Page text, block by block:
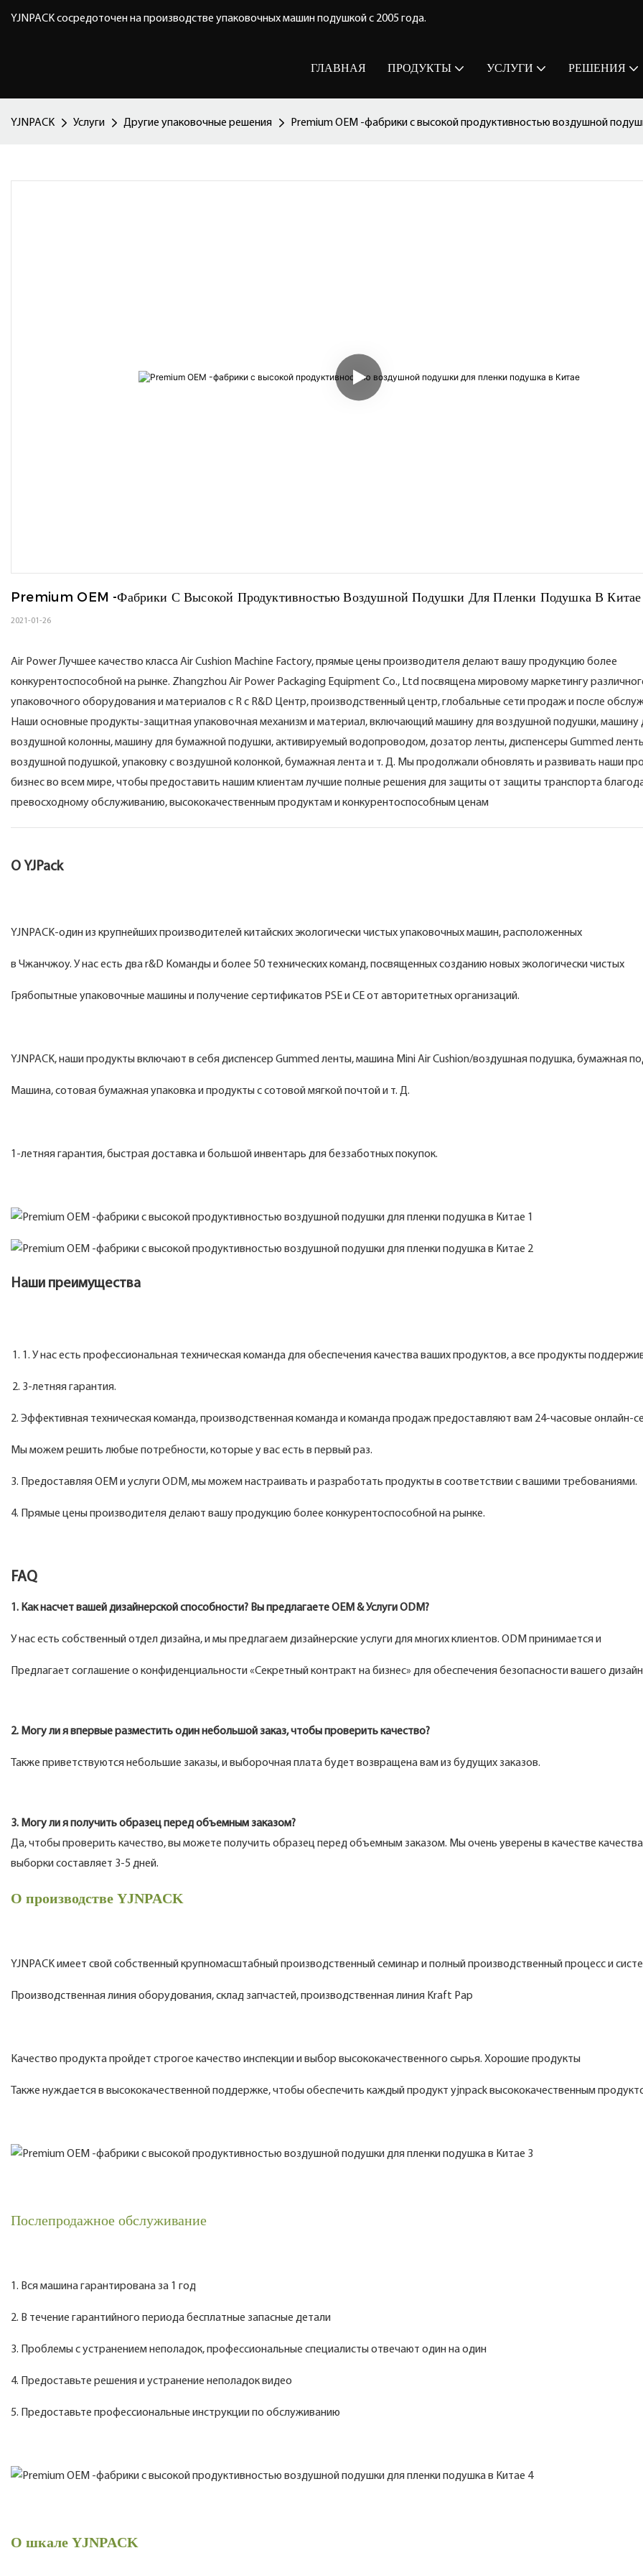
YJNPACK сосредоточен на производстве упаковочных машин подушкой с 2005 года.
ГЛАВНАЯ ПРОДУКТЫ УСЛУГИ РЕШЕНИЯ
YJNPACK Услуги Другие упаковочные решения Premium OEM -фабрики с высокой продуктивностью воздушной
Premium OEM -фабрики С Высокой Продуктивностью Воздушной Подушки Для Пленки Подушка В Китае
2021-01-26
Air Power Лучшее качество класса Air Cushion Machine Factory, прямые цены производителя делают вашу продукцию более
конкурентоспособной на рынке. Zhangzhou Air Power Packaging Equipment Co., Ltd посвящена мировому маркетингу
упаковочного оборудования и материалов с R с R&D Центр, производственный центр, глобальные сети продаж и после
Наши основные продукты-защитная упаковочная механизм и материал, включающий машину для воздушной подушки, машину
воздушной колонны, машину для бумажной подушки, активируемый водопроводом, дозатор ленты, диспенсеры Gummed
воздушной подушкой, упаковку с воздушной колонкой, бумажная лента и т. Д. Мы продолжали обновлять и развивать наши
бизнес во всем мире, чтобы предоставить нашим клиентам лучшие полные решения для защиты от защиты транспорта
превосходному обслуживанию, высококачественным продуктам и конкурентоспособным ценам
О YJPack
YJNPACK-один из крупнейших производителей китайских экологически чистых упаковочных машин, расположенных
в Чжанчжоу. У нас есть два r&D Команды и более 50 технических команд, посвященных созданию новых экологически чистых
Грябопытные упаковочные машины и получение сертификатов PSE и CE от авторитетных организаций.
YJNPACK, наши продукты включают в себя диспенсер Gummed ленты, машина Mini Air Cushion/воздушная подушка, бумажная
Машина, сотовая бумажная упаковка и продукты с сотовой мягкой почтой и т. Д.
1-летняя гарантия, быстрая доставка и большой инвентарь для беззаботных покупок.
Наши преимущества
1. У нас есть профессиональная техническая команда для обеспечения качества ваших продуктов, а все продукты
3-летняя гарантия.
2. Эффективная техническая команда, производственная команда и команда продаж предоставляют вам 24-часовые онлайн-
Мы можем решить любые потребности, которые у вас есть в первый раз.
3. Предоставляя OEM и услуги ODM, мы можем настраивать и разработать продукты в соответствии с вашими требованиями.
4. Прямые цены производителя делают вашу продукцию более конкурентоспособной на рынке.
FAQ
1. Как насчет вашей дизайнерской способности? Вы предлагаете OEM & Услуги ODM?
У нас есть собственный отдел дизайна, и мы предлагаем дизайнерские услуги для многих клиентов. ODM принимается и
Предлагает соглашение о конфиденциальности «Секретный контракт на бизнес» для обеспечения безопасности вашего
2. Могу ли я впервые разместить один небольшой заказ, чтобы проверить качество?
Также приветствуются небольшие заказы, и выборочная плата будет возвращена вам из будущих заказов.
3. Могу ли я получить образец перед объемным заказом?
Да, чтобы проверить качество, вы можете получить образец перед объемным заказом. Мы очень уверены в качестве
выборки составляет 3-5 дней.
О производстве YJNPACK
YJNPACK имеет свой собственный крупномасштабный производственный семинар и полный производственный процесс и
Производственная линия оборудования, склад запчастей, производственная линия Kraft Pap
Качество продукта пройдет строгое качество инспекции и выбор высококачественного сырья. Хорошие продукты
Также нуждается в высококачественной поддержке, чтобы обеспечить каждый продукт yjnpack высококачественным
Послепродажное обслуживание
1. Вся машина гарантирована за 1 год
2. В течение гарантийного периода бесплатные запасные детали
3. Проблемы с устранением неполадок, профессиональные специалисты отвечают один на один
4. Предоставьте решения и устранение неполадок видео
5. Предоставьте профессиональные инструкции по обслуживанию
О шкале YJNPACK